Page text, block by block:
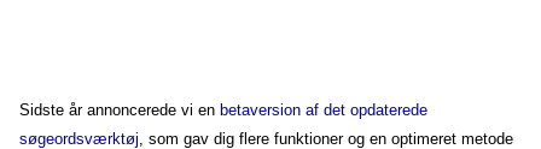
Sidste år annoncerede vi en betaversion af det opdaterede
søgeordsværktøj, som gav dig flere funktioner og en optimeret metode